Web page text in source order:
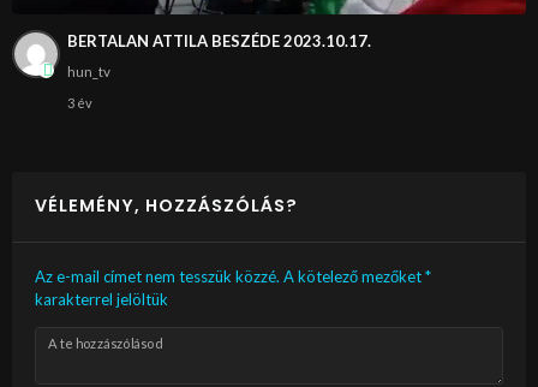
BERTALAN ATTILA BESZÉDE 2023.10.17.
hun_tv
3 év
VÉLEMÉNY, HOZZÁSZÓLÁS?
Az e-mail címet nem tesszük közzé. A kötelező mezőket*
karakterrel jelöltük
A te hozzászólásod